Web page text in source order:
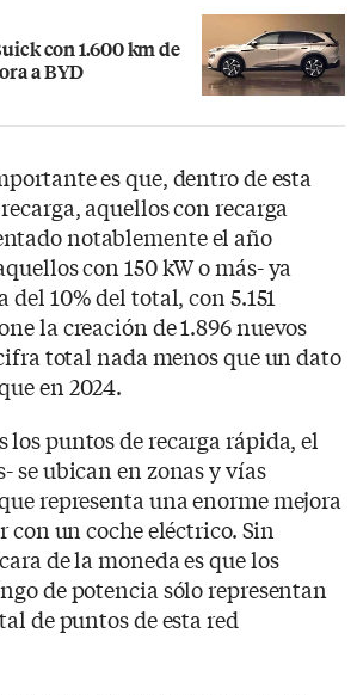
con 1.600 km de
a BYD
es que, dentro de esta
aquellos con recarga
notablemente el año
con 150 kW o más- ya
del 10% del total, con 5.151
la creación de 1.896 nuevos
total nada menos que un dato
en 2024.
los puntos de recarga rápida, el
se ubican en zonas y vías
representa una enorme mejora
con un coche eléctrico. Sin
de la moneda es que los
de potencia sólo representan
de puntos de esta red